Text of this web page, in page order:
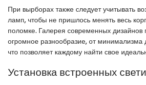
При вырборах также следует учитывать
ламп, чтобы не пришлось менять весь
поломке. Галерея современных дизайнов
огромное разнообразие, от
что позволяет каждому найти свое
Установка встроенных